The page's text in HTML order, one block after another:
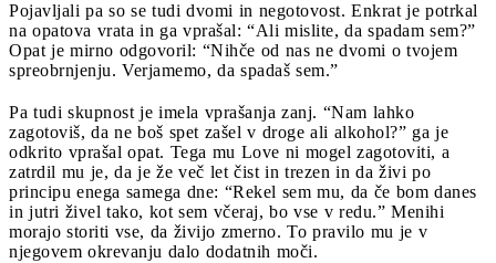
Pojavljali pa so se tudi dvomi in negotovost. Enkrat je potrkal
na opatova vrata in ga vprašal: “Ali mislite, da spadam sem?”
Opat je mirno odgovoril: “Nihče od nas ne dvomi o tvojem
spreobrnjenju. Verjamemo, da spadaš sem.”
Pa tudi skupnost je imela vprašanja zanj. “Nam lahko
zagotoviš, da ne boš spet zašel v droge ali alkohol?” ga je
odkrito vprašal opat. Tega mu Love ni mogel zagotoviti, a
zatrdil mu je, da je že več let čist in trezen in da živi po
principu enega samega dne: “Rekel sem mu, da če bom danes
in jutri živel tako, kot sem včeraj, bo vse v redu.” Menihi
morajo storiti vse, da živijo zmerno. To pravilo mu je v
njegovem okrevanju dalo dodatnih moči.